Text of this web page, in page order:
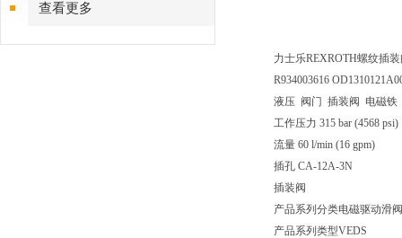
查看更多
力士乐REXROTH螺纹插
R934003616
液压 阀门 插装阀 电磁铁
工作压力 315 bar (4568 psi)
流量 60 l/min (16 gpm)
插孔 CA-12A-3N
插装阀
产品系列分类电磁驱动滑
产品系列类型VEDS